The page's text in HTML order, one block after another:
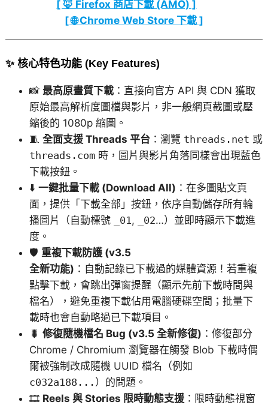
[ 🦊 Firefox 商店下載 (AMO) ]
[ 🌐 Chrome Web Store 下載 ]
✨ 核心特色功能 (Key Features)
📸 最高原畫質下載：直接向官方 API 與 CDN 獲取
原始最高解析度圖檔與影片，非一般網頁截圖或壓
縮後的 1080p 縮圖。
🧵 全面支援 Threads 平台：瀏覽 threads.net 或
threads.com時，圖片與影片角落同樣會出現藍色
下載按鈕。
⬇️ 一鍵批量下載 (Download All) ：在多圖貼文頁
面，提供「下載全部」按鈕，依序自動儲存所有輪
播圖片（自動標號
_01 , _02…）並即時顯示下載進
度。
🛡️ 重複下載防護 (v3.5
全新功能) ：自動記錄已下載過的媒體資源！若重複
點擊下載，會跳出彈窗提醒（顯示先前下載時間與
檔名），避免重複下載佔用電腦硬碟空間；批量下
載時也會自動略過已下載項目。
🐛 修復隨機檔名 Bug (v3.5 全新修復) ：修復部分
Chrome / Chromium 瀏覽器在觸發 Blob 下載時偶
爾被強制改成隨機 UUID 檔名（例如
c032a188... ）的問題。
🎞️ Reels 與 Stories 限時動態支援：限時動態視窗